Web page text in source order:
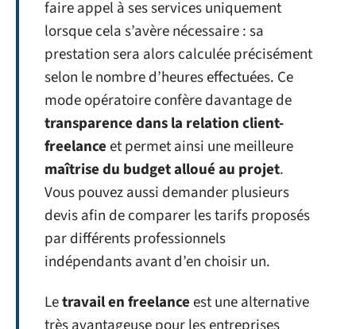
faire appel à ses services uniquement
lorsque cela s’avère nécessaire : sa
prestation sera alors calculée précisément
selon le nombre d’heures effectuées. Ce
mode opératoire confère davantage de
transparence dans la relation client-
freelanceet permet ainsi une meilleure
maîtrise du budget alloué au projet.
Vous pouvez aussi demander plusieurs
devis afin de comparer les tarifs proposés
par différents professionnels
indépendants avant d’en choisir un.
Letravail en freelanceest une alternative